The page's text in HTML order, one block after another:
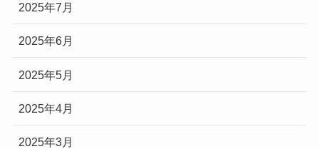
2025年7月
2025年6月
2025年5月
2025年4月
2025年3月